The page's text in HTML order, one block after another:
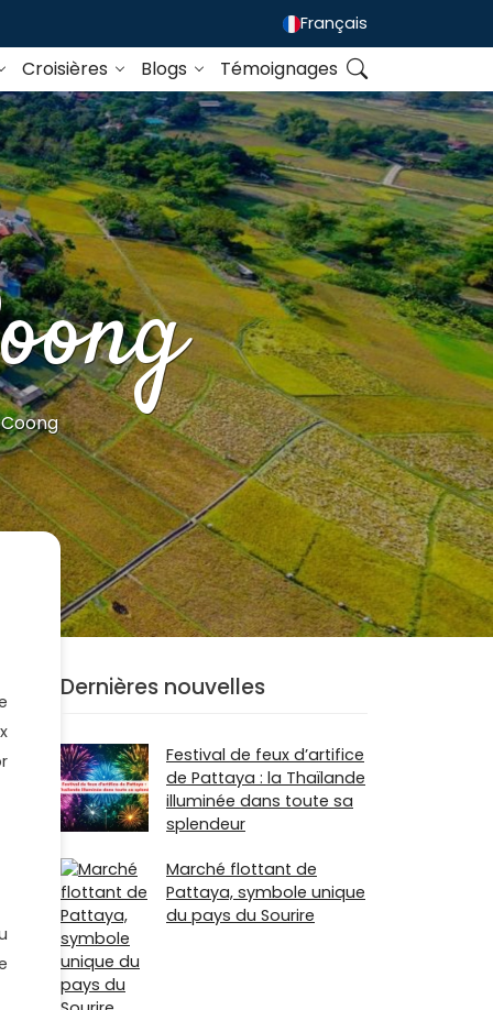
Français
Croisières Blogs Témoignages
Dernières nouvelles
Festival de feux d’artifice
de Pattaya : la Thaïlande
illuminée dans toute sa
splendeur
Marché flottant de
Pattaya, symbole unique
du pays du Sourire